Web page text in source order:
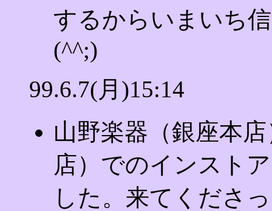
するからいまいち
(^^;)
99.6.7(月)15:14
山野楽器（銀座本
店）でのインスト
した。来てくださ